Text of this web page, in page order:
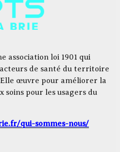
association loi 1901 qui
de santé du territoire
Elle œuvre pour améliorer la
soins pour les usagers du
qui-sommes-nous/